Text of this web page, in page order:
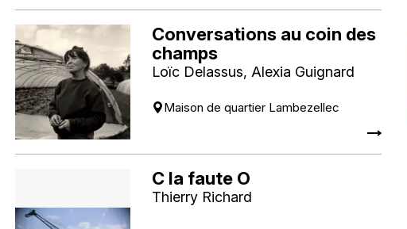
Conversations au coin des
champs
Loïc Delassus, Alexia Guignard
Maison de quartier Lambezellec
C la faute O
Thierry Richard